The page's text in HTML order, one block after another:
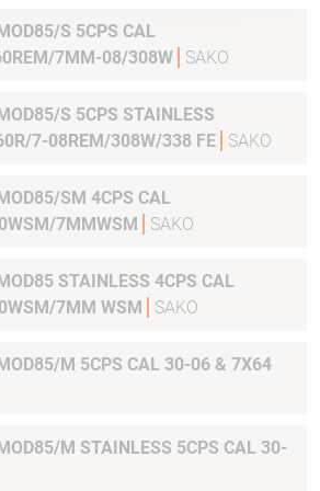
S 5CPS CAL
7MM-08/308W
SAKO
S 5CPS STAINLESS
7-08REM/308W/338 FE
SAKO
SM 4CPS CAL
7MMWSM
SAKO
STAINLESS 4CPS CAL
7MM WSM
SAKO
M 5CPS CAL 30-06 & 7X64
M STAINLESS 5CPS CAL 30-